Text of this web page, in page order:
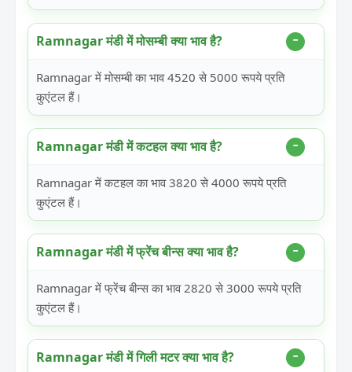
Ramnagar मंडी में मोसम्बी क्या भाव है?
Ramnagar में मोसम्बी का भाव 4520 से 5000 रूपये प्रति
कुएंटल हैं।
Ramnagar मंडी में कटहल क्या भाव है?
Ramnagar में कटहल का भाव 3820 से 4000 रूपये प्रति
कुएंटल हैं।
Ramnagar मंडी में फ्रेंच बीन्स क्या भाव है?
Ramnagar में फ्रेंच बीन्स का भाव 2820 से 3000 रूपये प्रति
कुएंटल हैं।
Ramnagar मंडी में गिली मटर क्या भाव है?